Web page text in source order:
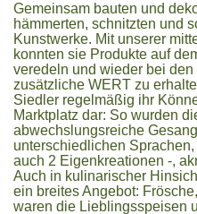
Gemeinsam bauten und
hämmerten, schnitzten und
Kunstwerke. Mit unserer
konnten sie Produkte auf
veredeln und wieder bei
zusätzliche WERT zu
Siedler regelmäßig ihr
Marktplatz dar: So wurden
abwechslungsreiche
unterschiedlichen
auch 2 Eigenkreationen -,
Auch in kulinarischer
ein breites Angebot:
waren die Lieblingsspeisen